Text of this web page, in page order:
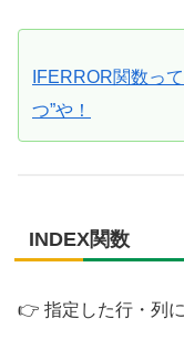
IFERROR関数っ
つ”や！
INDEX関数
👉 指定した行・列